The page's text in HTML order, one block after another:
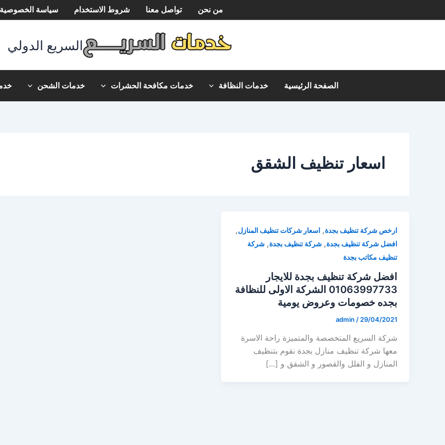
إلى
من نحن تواصل معنا شروط الاستخدام سياسة الخصوصية
السريع الدولي
الصفحة الرئيسية خدمات النظافة خدمات مكافحة الحشرات خدمات الشحن
اسعار تنظيف الشقق
ارخص شركة تنظيف بجدة, اسعار شركات تنظيف المنازل,
افضل شركة تنظيف بجدة, شركة تنظيف بجدة, شركة
تنظيف مكاتب بجدة
افضل شركة تنظيف بجدة للايجار
01063997733 الشركة الاولى للنظافة
بجده خصومات وعروض يومية
admin / 29/04/2021
شركة السريع المتخصصة والمتميزة راحة الاسرة
معها شركة تنظيف منازل بجدة نقوم بتنظيف
المنازل و الفلل والقصور و الشقق و […]